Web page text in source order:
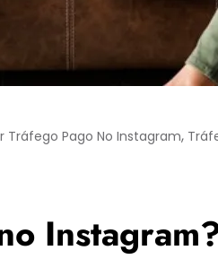
Tráfego Pago No Instagram,